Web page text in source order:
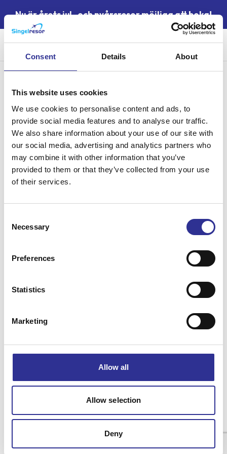
Consent Details About
This website uses cookies
We use cookies to personalise content and ads, to
provide social media features and to analyse our traffic.
We also share information about your use of our site with
our social media, advertising and analytics partners who
may combine it with other information that you’ve
provided to them or that they’ve collected from your use
of their services.
Selection
Necessary
Preferences
Statistics
Marketing
Allow all
Allow selection
Deny
Nu är årets jul- och nyårsresor möjliga att boka!
Sök
Inget hittades
Det verkar som att vi inte kan hitta det du letar efter.
Kanske kan ny sökning hjälpa.
Sök efter:
Sök
singelresenärer – oavsett civilstånd. Vi har funnits sedan 2004.
Inför din resa
Resevillkor